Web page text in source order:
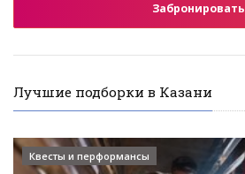
Забронировать
Лучшие подборки в Казани
Квесты и перформансы